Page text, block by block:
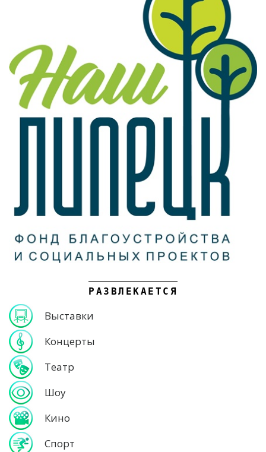
РАЗВЛЕКАЕТСЯ
Выставки
Концерты
Театр
Шоу
Кино
Спорт